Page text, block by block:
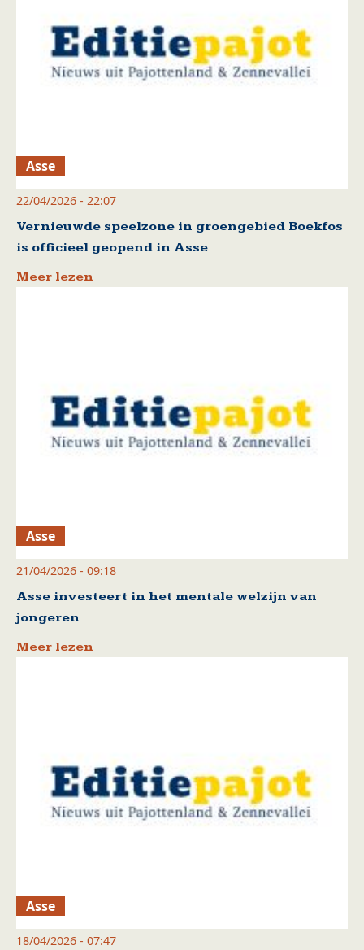
Asse
22/04/2026 - 22:07
Vernieuwde speelzone in groengebied Boekfos
is officieel geopend in Asse
Meer lezen
Asse
21/04/2026 - 09:18
Asse investeert in het mentale welzijn van
jongeren
Meer lezen
Asse
18/04/2026 - 07:47